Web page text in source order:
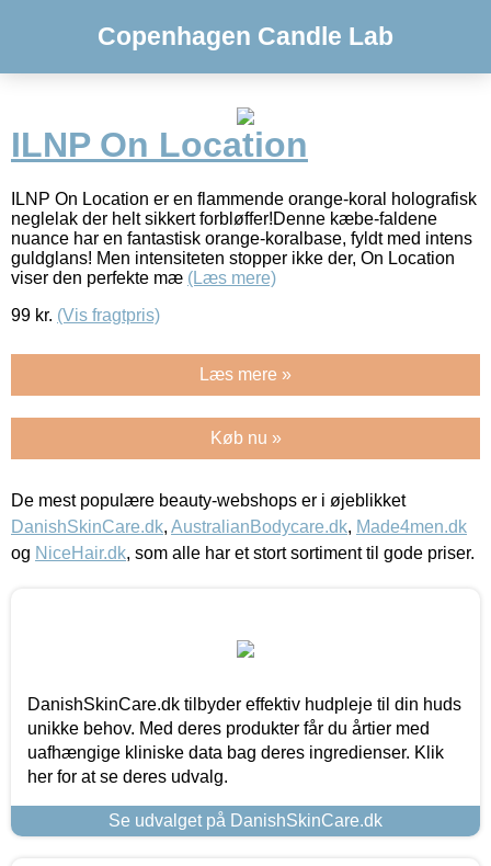
Copenhagen Candle Lab
ILNP On Location
ILNP On Location er en flammende orange-koral holografisk
neglelak der helt sikkert forbløffer!Denne kæbe-faldene
nuance har en fantastisk orange-koralbase, fyldt med intens
guldglans! Men intensiteten stopper ikke der, On Location
viser den perfekte mæ (Læs mere)
99 kr. (Vis fragtpris)
Læs mere »
Køb nu »
De mest populære beauty-webshops er i øjeblikket
DanishSkinCare.dk, AustralianBodycare.dk, Made4men.dk
og NiceHair.dk, som alle har et stort sortiment til gode priser.
DanishSkinCare.dk tilbyder effektiv hudpleje til din huds
unikke behov. Med deres produkter får du årtier med
uafhængige kliniske data bag deres ingredienser. Klik
her for at se deres udvalg.
Se udvalget på DanishSkinCare.dk